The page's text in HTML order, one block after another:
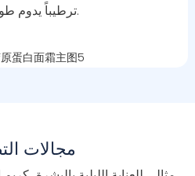
ترطيباً يدوم طويلاً لبشرة أكثر نعومةً وشباباً.
مجالات